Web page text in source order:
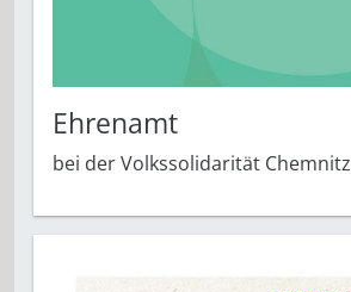
Ehrenamt
bei der Volkssolidarität Chemnitz